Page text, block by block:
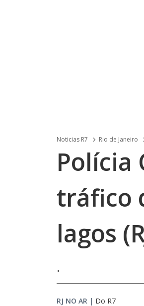
Noticias R7 Rio de Janeiro
Polícia
tráfico
lagos
.
RJ NO AR | Do R7